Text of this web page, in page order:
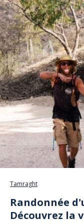
Panneau de gestion
Tamraght
Randonnée
Découvrez la